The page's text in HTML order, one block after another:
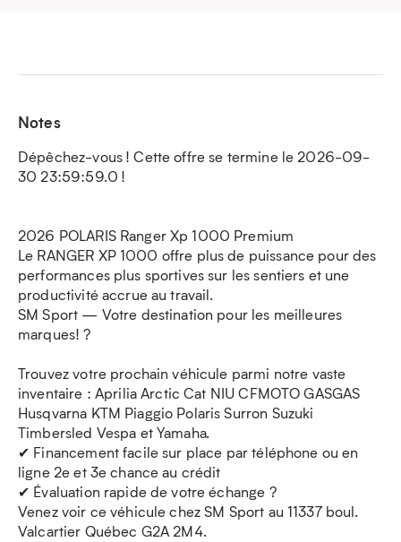
Notes
Dépêchez-vous ! Cette offre se termine le 2026-09-
30 23:59:59.0 !
2026 POLARIS Ranger Xp 1000 Premium
Le RANGER XP 1000 offre plus de puissance pour des
performances plus sportives sur les sentiers et une
productivité accrue au travail.
SM Sport — Votre destination pour les meilleures
marques! ?
Trouvez votre prochain véhicule parmi notre vaste
inventaire : Aprilia Arctic Cat NIU CFMOTO GASGAS
Husqvarna KTM Piaggio Polaris Surron Suzuki
Timbersled Vespa et Yamaha.
✔ Financement facile sur place par téléphone ou en
ligne 2e et 3e chance au crédit
✔ Évaluation rapide de votre échange ?
Venez voir ce véhicule chez SM Sport au 11337 boul.
Valcartier Québec G2A 2M4.